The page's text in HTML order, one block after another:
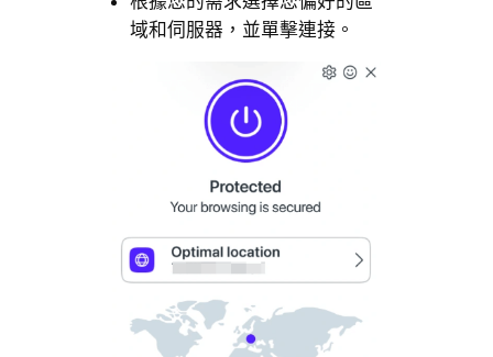
域和伺服器，並單擊連接。